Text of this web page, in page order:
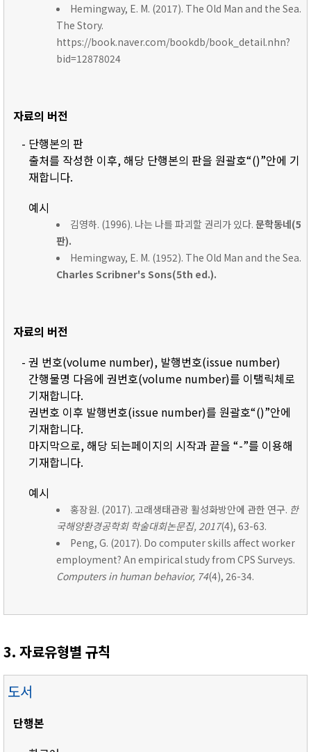
Hemingway, E. M. (2017). The Old Man and the Sea.
The Story.
https://book.naver.com/bookdb/book_detail.nhn?
bid=12878024
자료의 버전
- 단행본의 판
출처를 작성한 이후, 해당 단행본의 판을 원괄호“()”안에 기
재합니다.
예시
김영하. (1996). 나는 나를 파괴할 권리가 있다. 문학동네(5
판).
Hemingway, E. M. (1952). The Old Man and the Sea.
Charles Scribner's Sons(5th ed.).
자료의 버전
- 권 번호(volume number), 발행번호(issue number)
간행물명 다음에 권번호(volume number)를 이탤릭체로
기재합니다.
권번호 이후 발행번호(issue number)를 원괄호“()”안에
기재합니다.
마지막으로, 해당 되는페이지의 시작과 끝을 “-”를 이용해
기재합니다.
예시
홍장원. (2017). 고래생태관광 활성화방안에 관한 연구. 한
국해양환경공학회 학술대회논문집, 2017(4), 63-63.
Peng, G. (2017). Do computer skills affect worker
employment? An empirical study from CPS Surveys.
Computers in human behavior, 74(4), 26-34.
3. 자료유형별 규칙
도서
단행본